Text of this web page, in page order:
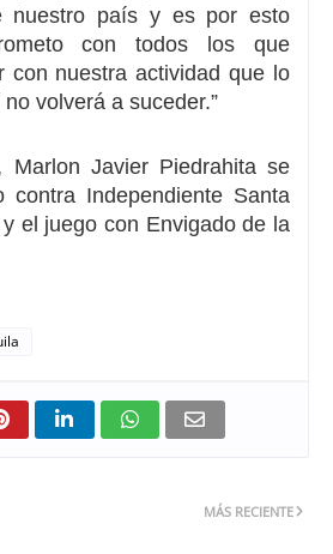
nuestro país y es por esto
con todos los que
con nuestra actividad que lo
volverá a suceder.”
Marlon Javier Piedrahita se
contra Independiente Santa
y el juego con Envigado de la
MÁS RECIENTE